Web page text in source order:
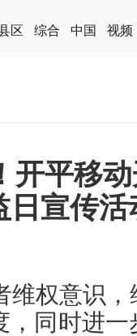
区 综合 中国 视频
开平移
日宣传活
维权意识
，同时进